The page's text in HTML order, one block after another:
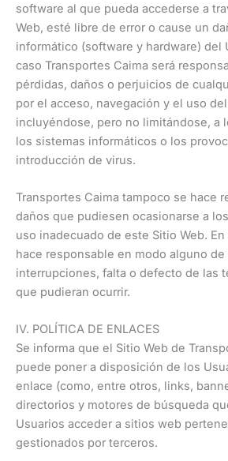
software al que pueda accederse a
Web, esté libre de error o cause un
informático (software y hardware) del
caso Transportes Caima será
pérdidas, daños o perjuicios de
por el acceso, navegación y el uso
incluyéndose, pero no limitándose, a
los sistemas informáticos o los
introducción de virus.
Transportes Caima tampoco se hace
daños que pudiesen ocasionarse a
uso inadecuado de este Sitio Web.
hace responsable en modo alguno de
interrupciones, falta o defecto de las
que pudieran ocurrir.
IV. POLÍTICA DE ENLACES
Se informa que el Sitio Web de
puede poner a disposición de los
enlace (como, entre otros, links,
directorios y motores de búsqueda
Usuarios acceder a sitios web
gestionados por terceros.